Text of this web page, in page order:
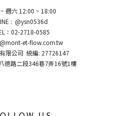
週六 12:00 ~ 18:00
: @ysn0536d
：02-2718-0585
et-flow.com.tw
限公司 統編: 27726147
德路二段346巷7弄16號1樓